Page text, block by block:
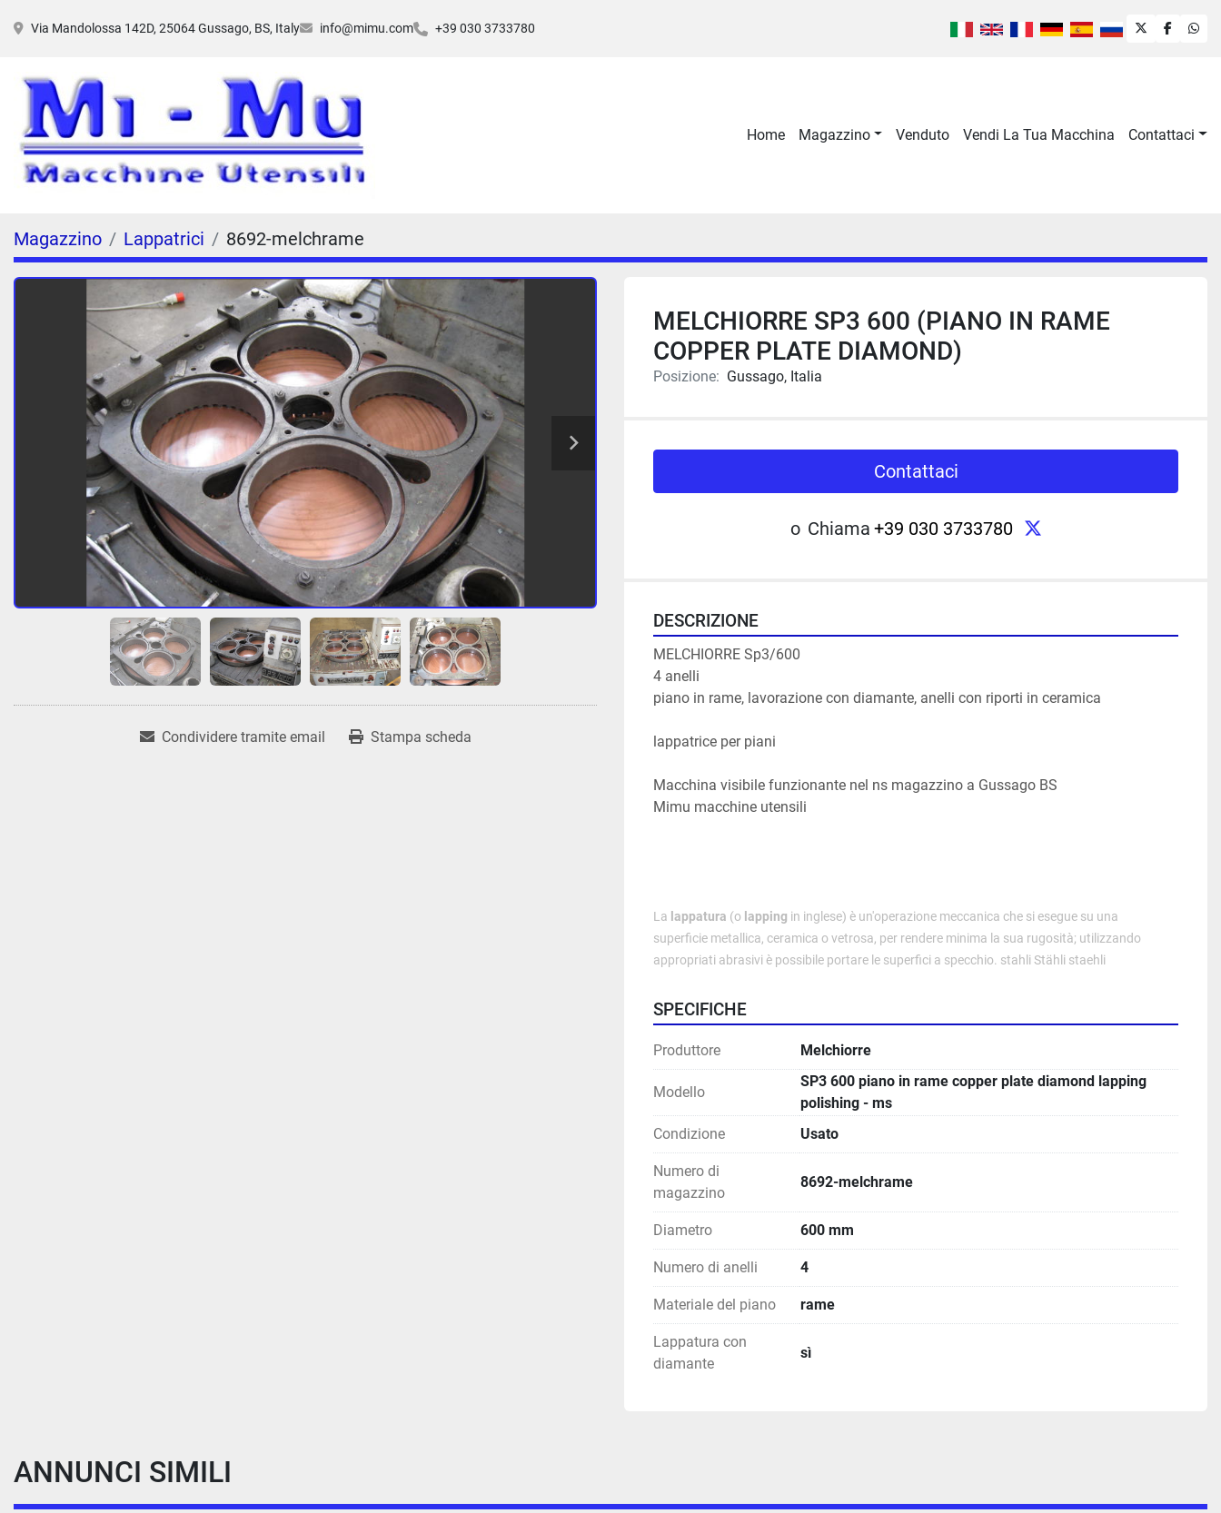
Via Mandolossa 142D, 25064 Gussago, BS, Italy info@mimu.com +39 030 3733780 twitter
Home Magazzino Venduto Vendi La Tua Macchina Contattaci
Magazzino Lappatrici 8692-melchrame
Condividere tramite email Stampa scheda
MELCHIORRE SP3 600 (PIANO IN RAME
COPPER PLATE DIAMOND)
Posizione: Gussago, Italia
Contattaci
o Chiama +39 030 3733780
DESCRIZIONE
MELCHIORRE Sp3/600
4 anelli
piano in rame, lavorazione con diamante, anelli con riporti in ceramica
lappatrice per piani
Macchina visibile funzionante nel ns magazzino a Gussago BS
Mimu macchine utensili
La lappatura (o lapping in inglese) è un'operazione meccanica che si esegue su una
superficie metallica, ceramica o vetrosa, per rendere minima la sua rugosità; utilizzando
appropriati abrasivi è possibile portare le superfici a specchio. stahli Stähli staehli
SPECIFICHE
Produttore Melchiorre
Modello
SP3 600 piano in rame copper plate diamond lapping
polishing - ms
Condizione
Usato
Numero di
magazzino
8692-melchrame
Diametro 600 mm
Numero di anelli 4
Materiale del piano rame
Lappatura con
diamante
sì
ANNUNCI SIMILI